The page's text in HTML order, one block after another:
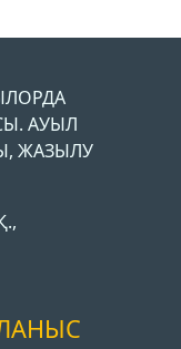
АУЫЛ
ЖАЗЫЛУ